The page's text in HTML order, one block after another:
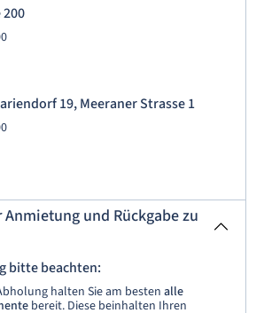
19, Meeraner Strasse 1
Anmietung und Rückgabe zu
bitte beachten:
halten Sie am besten alle
bereit. Diese beinhalten Ihren